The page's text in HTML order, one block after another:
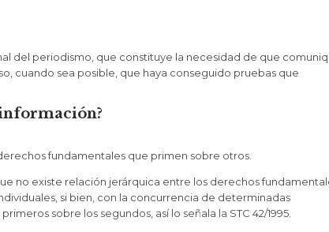
del periodismo, que constituye la necesidad de que
cuando sea posible, que haya conseguido pruebas que
fundamentales que primen sobre otros.
no existe relación jerárquica entre los derechos
si bien, con la concurrencia de determinadas
sobre los segundos, así lo señala la STC 42/1995.